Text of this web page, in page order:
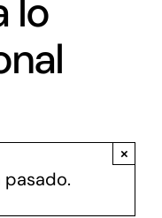
lo
pasado.
×